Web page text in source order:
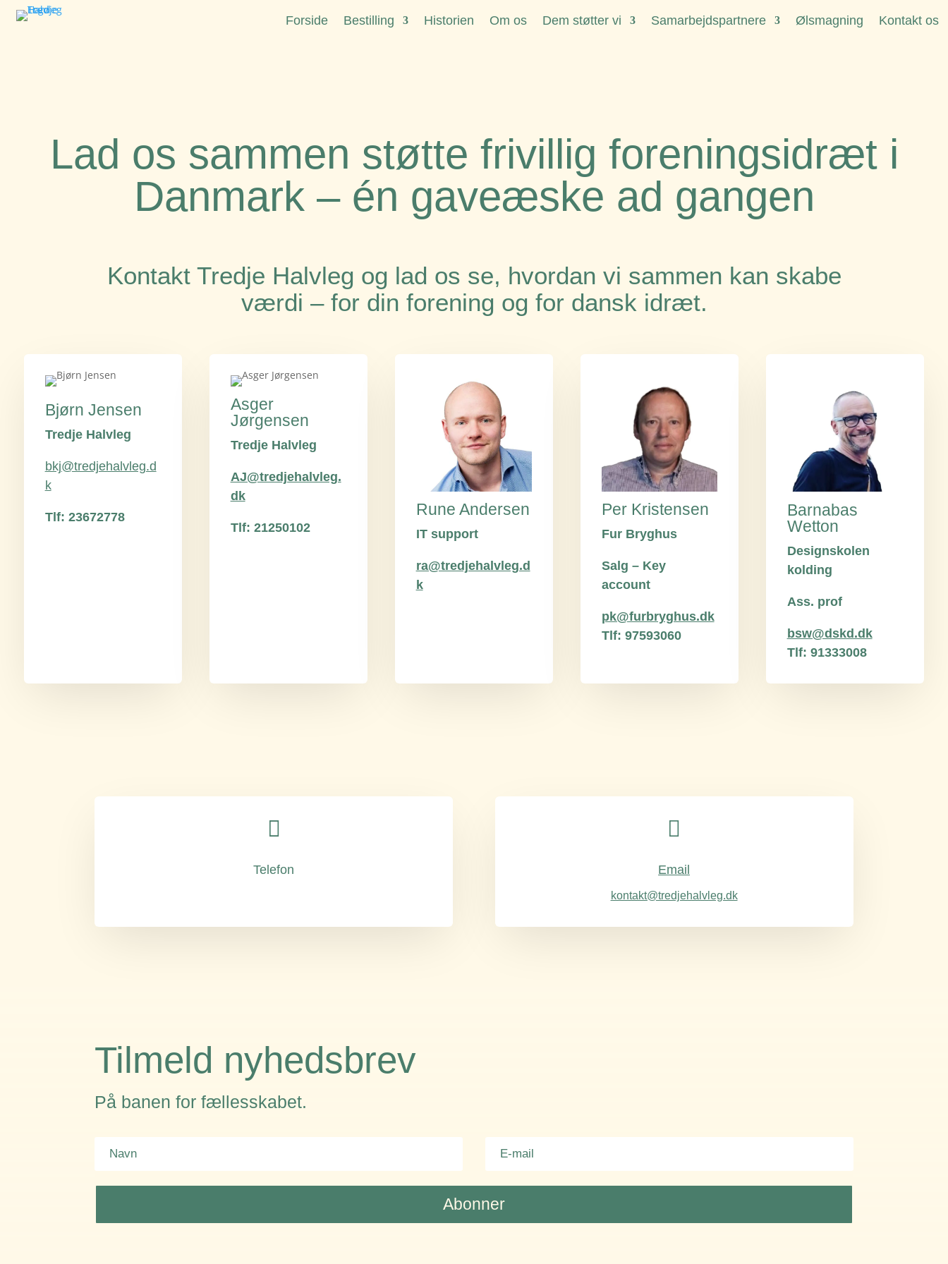
Forside Bestilling Historien Om os Dem støtter vi Samarbejdspartnere Ølsmagning Kontakt os
Lad os sammen støtte frivillig foreningsidræt i
Danmark – én gaveæske ad gangen
Kontakt Tredje Halvleg og lad os se, hvordan vi sammen kan skabe
værdi – for din forening og for dansk idræt.
Bjørn Jensen
Tredje Halvleg
bkj@tredjehalvleg.d
k
Tlf: 23672778
Asger
Jørgensen
Tredje Halvleg
AJ@tredjehalvleg.
dk
Tlf: 21250102
Rune Andersen
IT support
ra@tredjehalvleg.d
k
Per Kristensen
Fur Bryghus
Salg – Key
account
pk@furbryghus.dk
Tlf: 97593060
Barnabas
Wetton
Designskolen
kolding
Ass. prof
bsw@dskd.dk
Tlf: 91333008

Telefon

Email
kontakt@tredjehalvleg.dk
Tilmeld nyhedsbrev
På banen for fællesskabet.
Abonner